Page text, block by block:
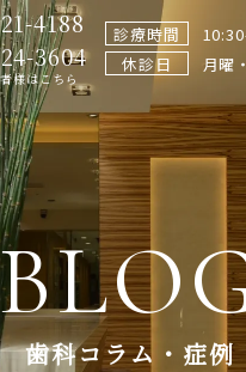
4188
3604
様はこちら
診療時間
休診日
月曜
歯科コラム・症例